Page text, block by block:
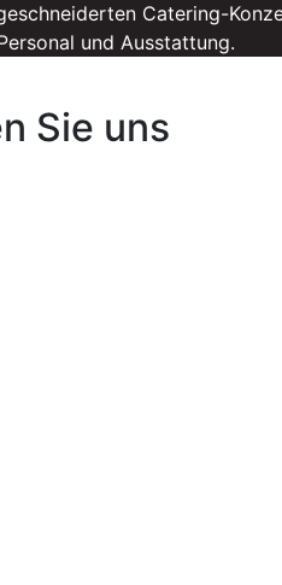
Catering-
und Ausstattung.
Sie uns